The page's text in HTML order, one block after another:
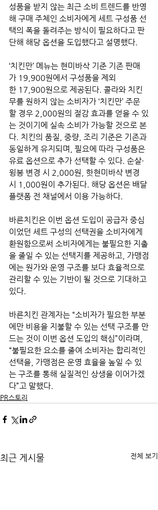
성품을 받지 않는 최근 소비 트렌드를 반영
해 구매 주체인 소비자에게 세트 구성품 선
택의 폭을 돌려주는 방식이 필요하다고 판
단해 해당 옵션을 도입했다고 설명했다.
‘치킨만’ 메뉴는 현미바삭 기준 기존 판매
가 19,900원에서 구성품을 제외
한 17,900원으로 제공된다. 콜라와 치킨
무를 원하지 않는 소비자가 ‘치킨만’ 주문
할 경우 2,000원의 절감 효과를 얻을 수 있
는 것이기에 실속 소비가 가능할 것으로 본
다. 치킨의 품질, 중량, 조리 기준은 기존과
동일하게 유지되며, 필요에 따라 구성품은
유료 옵션으로 추가 선택할 수 있다. 순살·
윙봉 변경 시 2,000원, 핫현미바삭 변경
시 1,000원이 추가된다. 해당 옵션은 배달
플랫폼 전 채널에서 이용 가능하다.
바른치킨은 이번 옵션 도입이 공급자 중심
이었던 세트 구성의 선택권을 소비자에게
환원함으로써 소비자에게는 불필요한 지출
을 줄일 수 있는 선택지를 제공하고, 가맹점
에는 원가와 운영 구조를 보다 효율적으로
관리할 수 있는 기반이 될 것으로 기대하고
있다.
바른치킨 관계자는 “소비자가 필요한 부분
에만 비용을 지불할 수 있는 선택 구조를 만
드는 것이 이번 옵션 도입의 핵심”이라며,
“불필요한 요소를 줄여 소비자는 합리적인
선택을, 가맹점은 운영 효율을 높일 수 있
는 구조를 통해 실질적인 상생을 이어가겠
다”고 말했다.
PR스토리
최근 게시물 전체 보기